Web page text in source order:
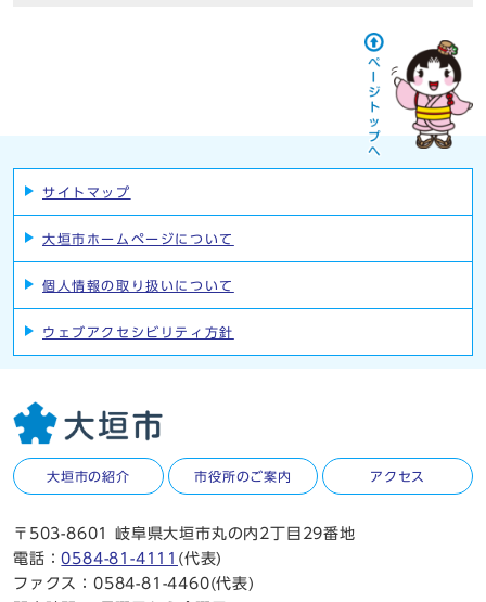
サイトマップ
大垣市ホームページについて
個人情報の取り扱いについて
ウェブアクセシビリティ方針
大垣市の紹介 市役所のご案内 アクセス
〒503-8601 岐阜県大垣市丸の内2丁目29番地
電話：0584-81-4111 (代表)
ファクス：0584-81-4460(代表)